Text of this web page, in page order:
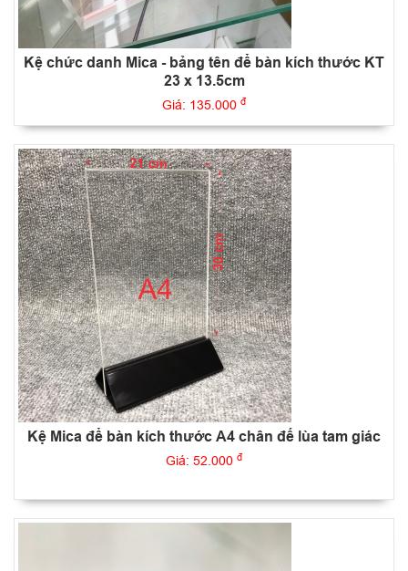
Kệ chức danh Mica - bảng tên để bàn kích thước KT
23 x 13.5cm
Giá: 135.000 đ
Kệ Mica để bàn kích thước A4 chân đế lùa tam giác
Giá: 52.000 đ